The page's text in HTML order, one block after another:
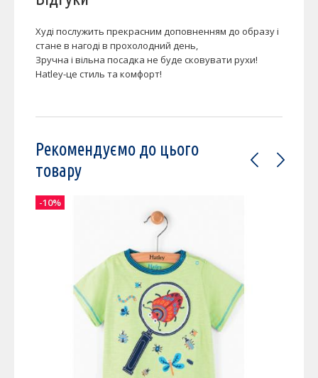
Худі послужить прекрасним доповненням до образу і
стане в нагоді в прохолодний день,
Зручна і вільна посадка не буде сковувати рухи!
Hatley-це стиль та комфорт!
Рекомендуємо до цього
товару
-10%